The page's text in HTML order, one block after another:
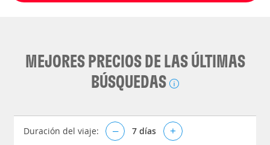
MEJORES PRECIOS DE LAS ÚLTIMAS
BÚSQUEDAS
Duración del viaje: – 7 días +